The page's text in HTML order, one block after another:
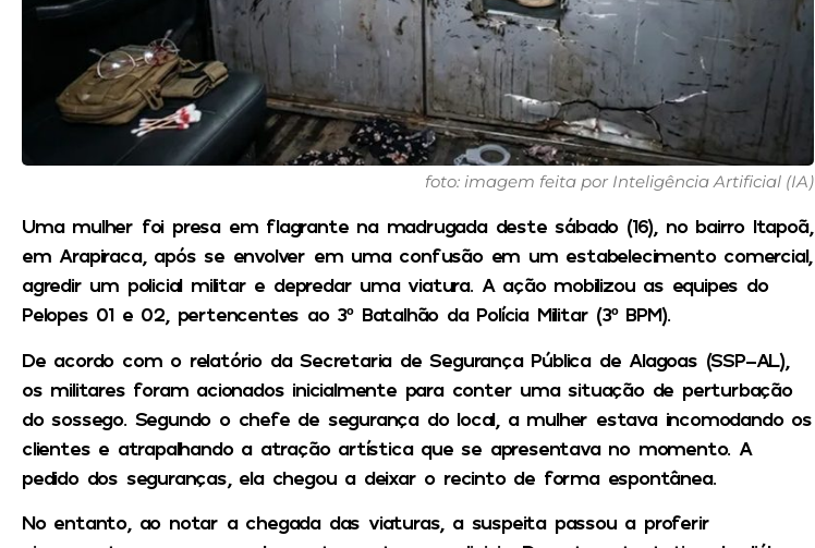
foto: imagem feita por Inteligência Artificial (IA)
Uma mulher foi presa em flagrante na madrugada deste sábado (16), no bairro Itapoã,
em Arapiraca, após se envolver em uma confusão em um estabelecimento comercial,
agredir um policial militar e depredar uma viatura. A ação mobilizou as equipes do
Pelopes 01 e 02, pertencentes ao 3º Batalhão da Polícia Militar (3º BPM).
De acordo com o relatório da Secretaria de Segurança Pública de Alagoas (SSP-AL),
os militares foram acionados inicialmente para conter uma situação de perturbação
do sossego. Segundo o chefe de segurança do local, a mulher estava incomodando os
clientes e atrapalhando a atração artística que se apresentava no momento. A
pedido dos seguranças, ela chegou a deixar o recinto de forma espontânea.
No entanto, ao notar a chegada das viaturas, a suspeita passou a proferir